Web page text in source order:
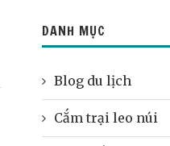
DANH MỤC
Blog du lịch
Cắm trại leo núi